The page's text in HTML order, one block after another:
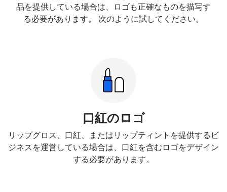
品を提供している場合は、ロゴも正確なものを描写す
る必要があります。 次のように試してください。
口紅のロゴ
リップグロス、口紅、またはリップティントを提供するビ
ジネスを運営している場合は、口紅を含むロゴをデザイン
する必要があります。